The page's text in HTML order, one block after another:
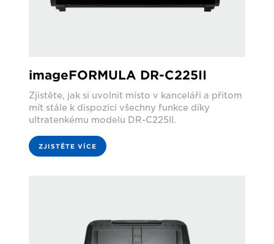
imageFORMULA DR-C225II
Zjistěte, jak si uvolnit místo v kanceláři a přitom
mít stále k dispozici všechny funkce díky
ultratenkému modelu DR-C225II.
ZJISTĚTE VÍCE